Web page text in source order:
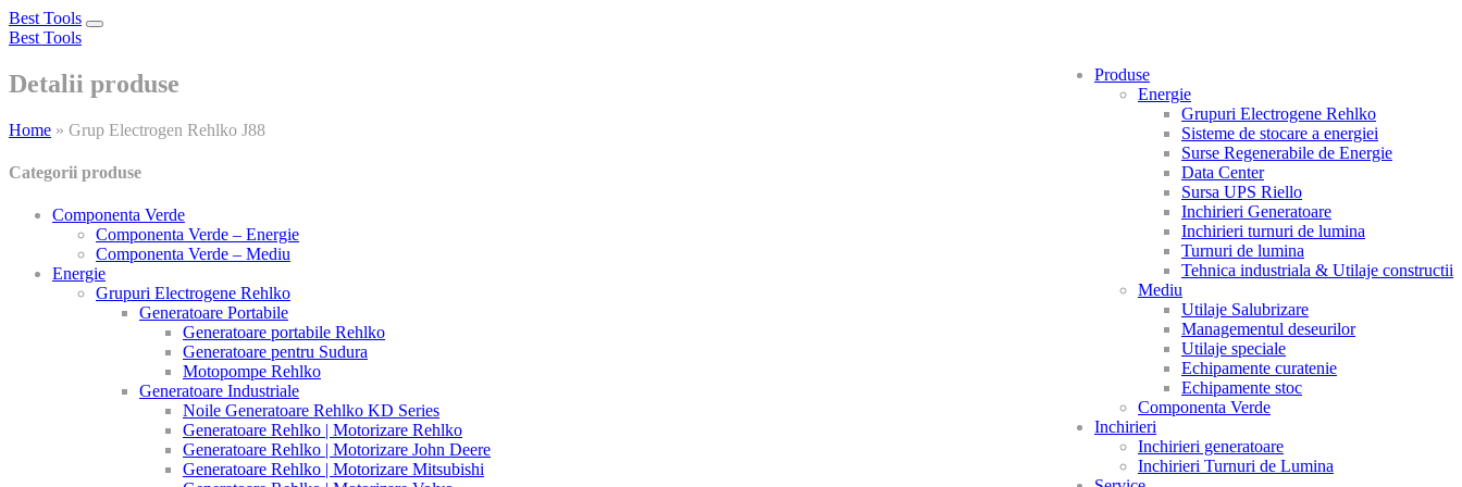
Best Tools
Toggle
Best Tools
Produse
Energie
Grupuri Electrogene Rehlko
Sisteme de stocare a energiei
Surse Regenerabile de Energie
Data Center
Sursa UPS Riello
Inchirieri Generatoare
Inchirieri turnuri de lumina
Turnuri de lumina
Tehnica industriala & Utilaje constructii
Mediu
Utilaje Salubrizare
Managementul deseurilor
Utilaje speciale
Echipamente curatenie
Echipamente stoc
Componenta Verde
Inchirieri
Inchirieri generatoare
Inchirieri Turnuri de Lumina
Detalii produse
Home » Grup Electrogen Rehlko J88
Categorii produse
Componenta Verde
Componenta Verde – Energie
Componenta Verde – Mediu
Energie
Grupuri Electrogene Rehlko
Generatoare Portabile
Generatoare portabile Rehlko
Generatoare pentru Sudura
Motopompe Rehlko
Generatoare Industriale
Noile Generatoare Rehlko KD Series
Generatoare Rehlko | Motorizare Rehlko
Generatoare Rehlko | Motorizare John Deere
Generatoare Rehlko | Motorizare Mitsubishi